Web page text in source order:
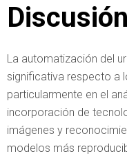
Discusión
La automatización del
significativa respecto a
particularmente en el
incorporación de
imágenes y
modelos más